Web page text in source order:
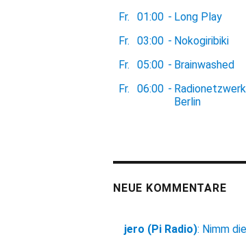
Fr.
01:00 - Long Play
Fr.
03:00 - Nokogiribiki
Fr.
05:00 - Brainwashed
Fr.
06:00 - Radionetzwerk
Berlin
NEUE KOMMENTARE
jero (Pi Radio): Nimm die